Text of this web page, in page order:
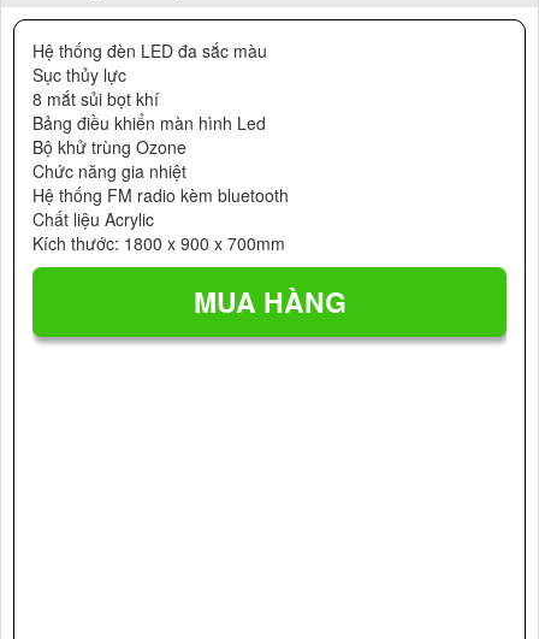
Hệ thống đèn LED đa sắc màu
Sục thủy lực
8 mắt sủi bọt khí
Bảng điều khiển màn hình Led
Bộ khử trùng Ozone
Chức năng gia nhiệt
Hệ thống FM radio kèm bluetooth
Chất liệu Acrylic
Kích thước: 1800 x 900 x 700mm